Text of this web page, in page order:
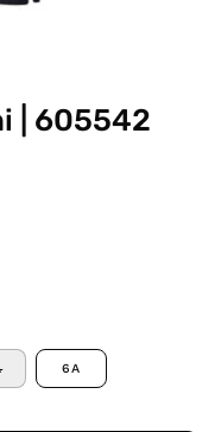
| 605542
6A